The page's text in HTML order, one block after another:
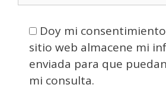
Doy mi
sitio web almacene mi
enviada para que
mi consulta.